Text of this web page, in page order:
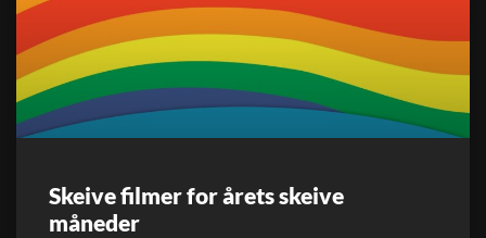
Skeive filmer for årets skeive
måneder